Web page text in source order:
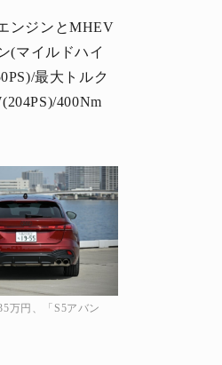
ンジンとMHEV
(マイルドハイ
最大トルク
400Nm
万円、「S5アバン